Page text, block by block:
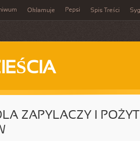
Okłamuje Pepsi Spis Treści
ZAPYLACZY I